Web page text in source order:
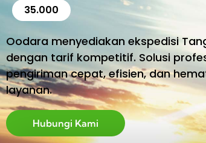
35.000
Oodara menyediakan ekspedisi
dengan tarif kompetitif. Solusi
pengiriman cepat, efisien, dan
layanan.
Hubungi Kami